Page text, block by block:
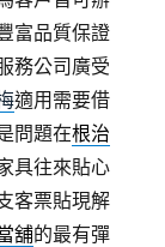
富品質保證
務公司廣受
適用需要借
問題在根治
具往來貼心
客票貼現解
舖的最有彈